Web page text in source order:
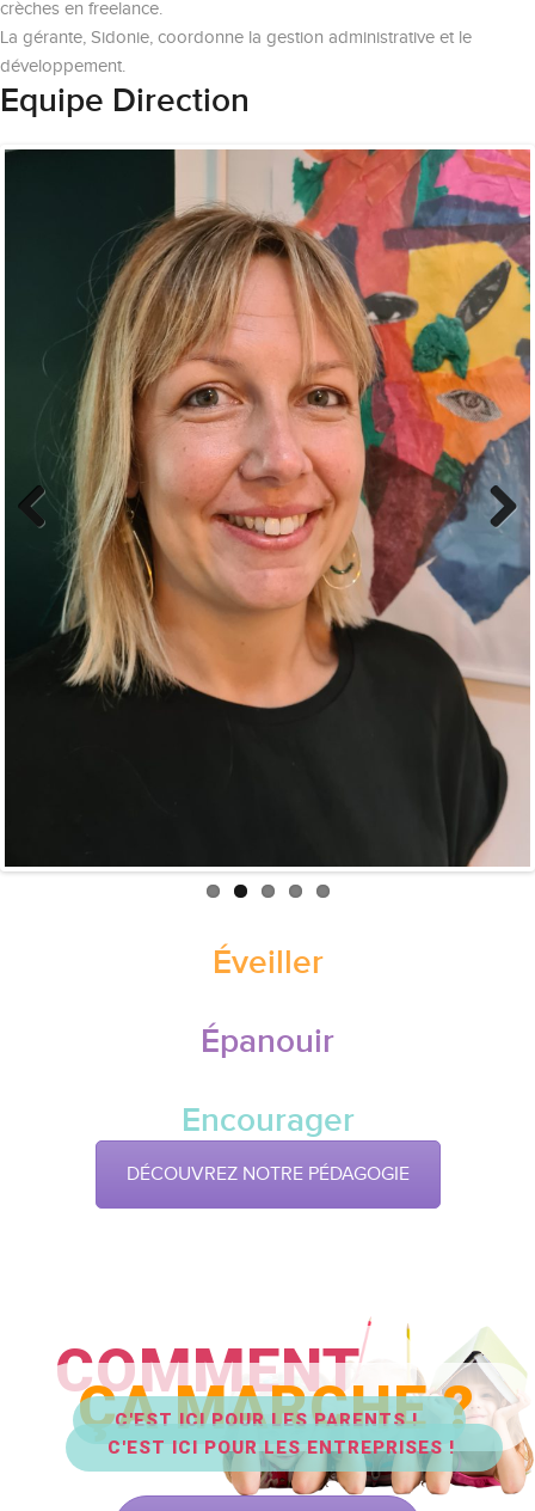
crèches en freelance.
La gérante, Sidonie, coordonne la gestion administrative et le
développement.
Equipe Direction
Previous
Éveiller
Épanouir
Encourager
DÉCOUVREZ NOTRE PÉDAGOGIE
COMMENT
ÇA MARCHE ?
C'EST ICI POUR LES PARENTS !
C'EST ICI POUR LES ENTREPRISES !